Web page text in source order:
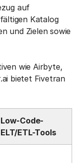
auf
Katalog
und Zielen sowie
wie Airbyte,
bietet Fivetran
Low-Code-
ELT/ETL-Tools